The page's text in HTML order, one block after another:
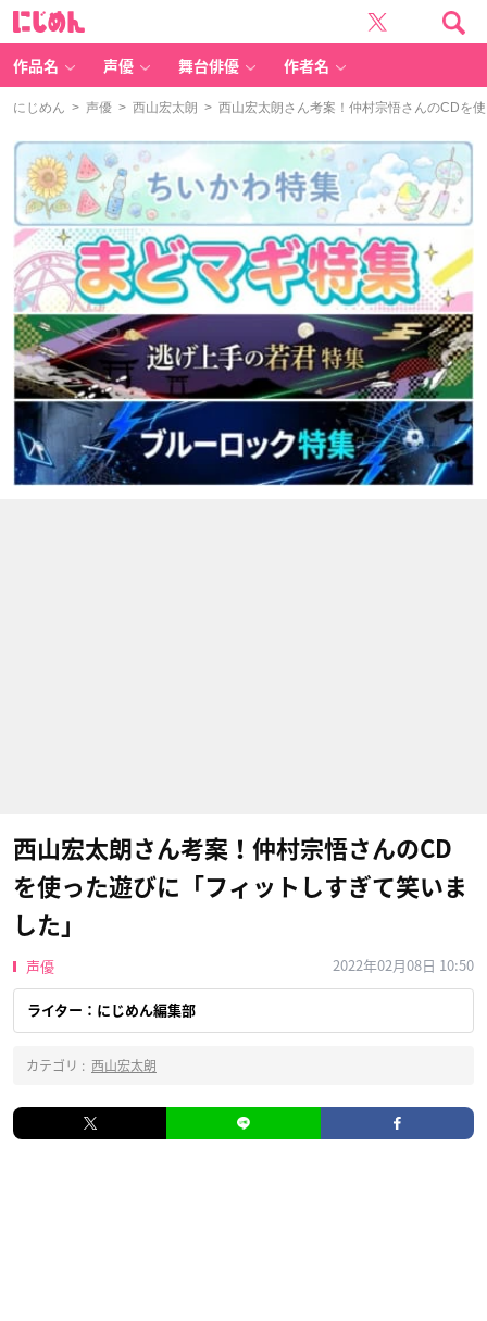
作品名 声優 舞台俳優 作者名
にじめん > 声優 > 西山宏太朗 > 西山宏太朗さん考案！仲村宗悟さんのCDを
西山宏太朗さん考案！仲村宗悟さんのCD
を使った遊びに「フィットしすぎて笑いま
した」
声優 2022年02月08日 10:50
ライター：にじめん編集部
カテゴリ : 西山宏太朗